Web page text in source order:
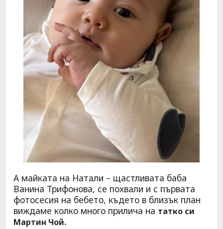
А майката на Натали – щастливата баба
Ванина Трифонова, се похвали и с първата
фотосесия на бебето, където в близък план
виждаме колко много прилича на татко си
Мартин Чой.